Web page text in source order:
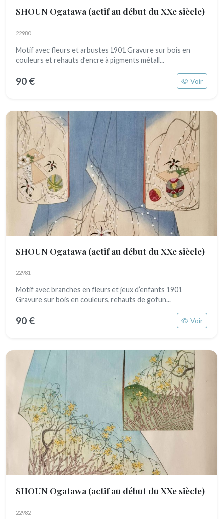
SHOUN Ogatawa (actif au début du XXe siècle)
22980
Motif avec fleurs et arbustes 1901 Gravure sur bois en
couleurs et rehauts d’encre à pigments métall...
90 € Voir
SHOUN Ogatawa (actif au début du XXe siècle)
22981
Motif avec branches en fleurs et jeux d’enfants 1901
Gravure sur bois en couleurs, rehauts de gofun...
90 € Voir
SHOUN Ogatawa (actif au début du XXe siècle)
22982